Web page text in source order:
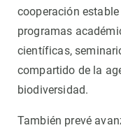
cooperación
programas
científicas,
compartido de la
biodiversidad.
También prevé